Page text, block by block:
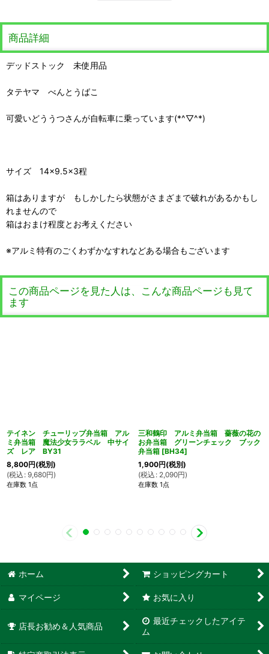
商品詳細
デッドストック 未使用品
タテヤマ べんとうばこ
可愛いどううつさんが自転車に乗っています(*^▽^*)
サイズ 14×9.5×3程
箱はありますが もしかしたら状態がさまざまで破れがあるかもし
れませんので
箱はおまけ程度とお考えください
※アルミ特有のごくわずかなすれなどある場合もございます
この商品ページを見た人は、こんな商品ページも見て
ます
テイネン チューリップ弁当箱 アル
ミ弁当箱 魔法少女ララベル 中サイ
ズ レア BY31
8,800円(税別)
(税込 : 9,680円)
在庫数 1点
三和鶴印 アルミ弁当箱 薔薇の花の
お弁当箱 グリーンチェック ブック
弁当箱 [BH34]
1,900円(税別)
(税込 : 2,090円)
在庫数 1点
ホーム ショッピングカート
マイページ お気に入り
店長お勧め＆人気商品
最近チェックしたアイテ
ム